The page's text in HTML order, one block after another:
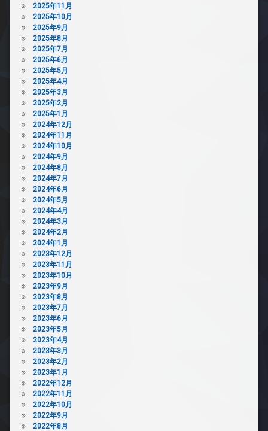
2025年11月
2025年10月
2025年9月
2025年8月
2025年7月
2025年6月
2025年5月
2025年4月
2025年3月
2025年2月
2025年1月
2024年12月
2024年11月
2024年10月
2024年9月
2024年8月
2024年7月
2024年6月
2024年5月
2024年4月
2024年3月
2024年2月
2024年1月
2023年12月
2023年11月
2023年10月
2023年9月
2023年8月
2023年7月
2023年6月
2023年5月
2023年4月
2023年3月
2023年2月
2023年1月
2022年12月
2022年11月
2022年10月
2022年9月
2022年8月